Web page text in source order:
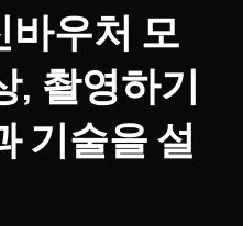
우처 모
, 촬영하기
기술을 설